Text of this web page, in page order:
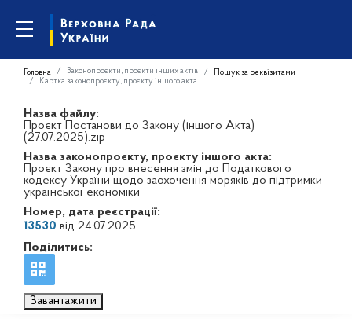
Головна Законопроєкти, проєкти інших актів
Пошук за реквізитами
Картка законопроєкту, проєкту іншого акта
Назва файлу:
Проєкт Постанови до Закону (іншого Акта)
(27.07.2025).zip
Назва законопроєкту, проєкту іншого акта:
Проєкт Закону про внесення змін до Податкового
кодексу України щодо заохочення моряків до підтримки
української економіки
Номер, дата реєстрації:
13530 від 24.07.2025
Поділитись:
Завантажити